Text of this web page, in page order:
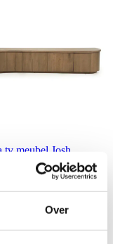
Over
tv meubel Josh
cm eiken bruin